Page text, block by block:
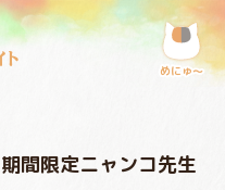
ト
めにゅ〜
間限定ニャンコ先生